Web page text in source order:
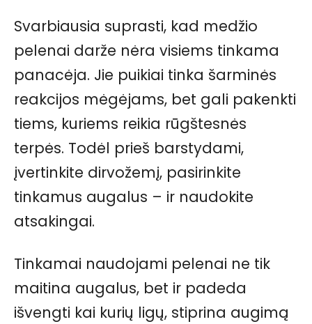
Svarbiausia suprasti, kad medžio
pelenai darže nėra visiems tinkama
panacėja. Jie puikiai tinka šarminės
reakcijos mėgėjams, bet gali pakenkti
tiems, kuriems reikia rūgštesnės
terpės. Todėl prieš barstydami,
įvertinkite dirvožemį, pasirinkite
tinkamus augalus – ir naudokite
atsakingai.
Tinkamai naudojami pelenai ne tik
maitina augalus, bet ir padeda
išvengti kai kurių ligų, stiprina augimą